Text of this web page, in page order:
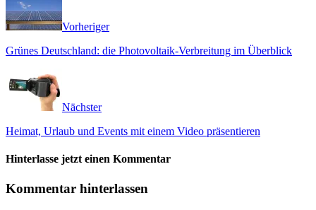
Vorheriger
Grünes Deutschland: die Photovoltaik-Verbreitung im Überblick
Nächster
Heimat, Urlaub und Events mit einem Video präsentieren
Hinterlasse jetzt einen Kommentar
Kommentar hinterlassen